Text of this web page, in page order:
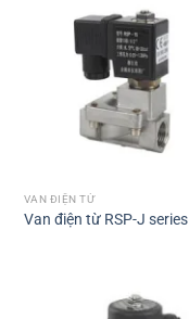
VAN ĐIỆN TỪ
Van điện từ RSP-J series